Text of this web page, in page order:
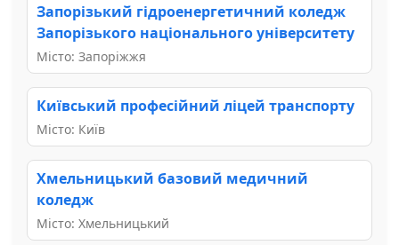
Запорізький гідроенергетичний коледж
Запорізького національного університету
Місто: Запоріжжя
Київський професійний ліцей транспорту
Місто: Київ
Хмельницький базовий медичний
коледж
Місто: Хмельницький